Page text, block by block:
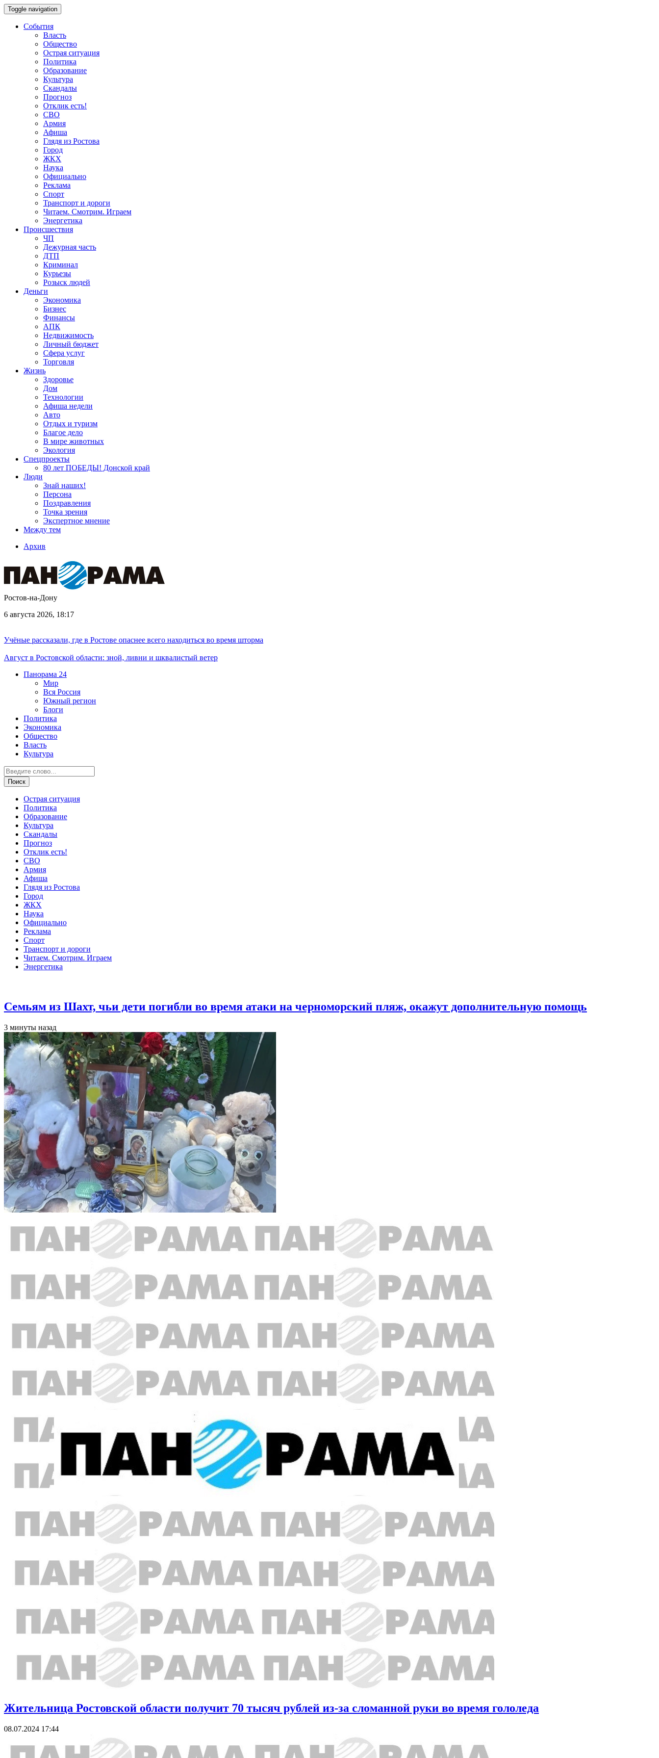
Toggle navigation
События
Власть
Общество
Острая ситуация
Политика
Образование
Культура
Скандалы
Прогноз
Отклик есть!
СВО
Армия
Афиша
Глядя из Ростова
Город
ЖКХ
Наука
Официально
Реклама
Спорт
Транспорт и дороги
Читаем. Смотрим. Играем
Энергетика
Происшествия
ЧП
Дежурная часть
ДТП
Криминал
Курьезы
Розыск людей
Деньги
Экономика
Бизнес
Финансы
АПК
Недвижимость
Личный бюджет
Сфера услуг
Торговля
Жизнь
Здоровье
Дом
Технологии
Афиша недели
Авто
Отдых и туризм
Благое дело
В мире животных
Экология
Спецпроекты
80 лет ПОБЕДЫ! Донской край
Люди
Знай наших!
Персона
Поздравления
Точка зрения
Экспертное мнение
Между тем
Архив
Ростов-на-Дону
6 августа 2026, 18:17
Учёные рассказали, где в Ростове опаснее всего находиться во время шторма
Август в Ростовской области: зной, ливни и шквалистый ветер
Панорама 24
Мир
Вся Россия
Южный регион
Блоги
Политика
Экономика
Общество
Власть
Культура
Острая ситуация
Политика
Образование
Культура
Скандалы
Прогноз
Отклик есть!
СВО
Армия
Афиша
Глядя из Ростова
Город
ЖКХ
Наука
Официально
Реклама
Спорт
Транспорт и дороги
Читаем. Смотрим. Играем
Энергетика
Семьям из Шахт, чьи дети погибли во время атаки на черноморский пляж, окажут дополнительную помощь
3 минуты назад
Жительница Ростовской области получит 70 тысяч рублей из-за сломанной руки во время гололеда
08.07.2024 17:44